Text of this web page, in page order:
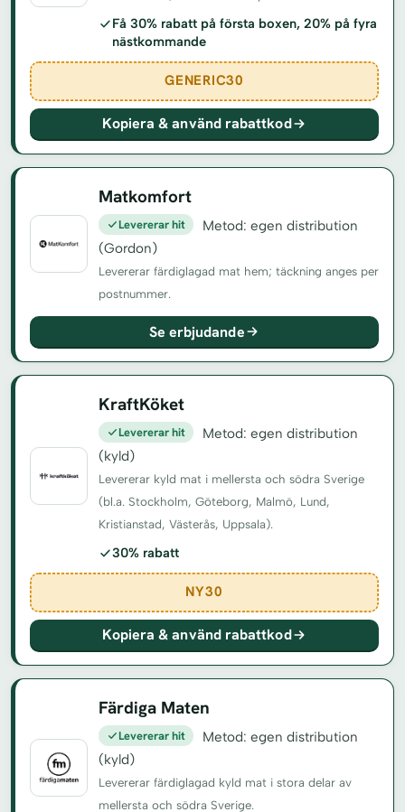
Få 30% rabatt på första boxen, 20% på fyra
nästkommande
GENERIC30
Kopiera & använd rabattkod
Matkomfort
Levererar hit
Metod: egen distribution
(Gordon)
Levererar färdiglagad mat hem; täckning anges per
postnummer.
Se erbjudande
KraftKöket
Levererar hit
Metod: egen distribution
(kyld)
Levererar kyld mat i mellersta och södra Sverige
(bl.a. Stockholm, Göteborg, Malmö, Lund,
Kristianstad, Västerås, Uppsala).
30% rabatt
NY30
Kopiera & använd rabattkod
Färdiga Maten
Levererar hit
Metod: egen distribution
(kyld)
Levererar färdiglagad kyld mat i stora delar av
mellersta och södra Sverige.